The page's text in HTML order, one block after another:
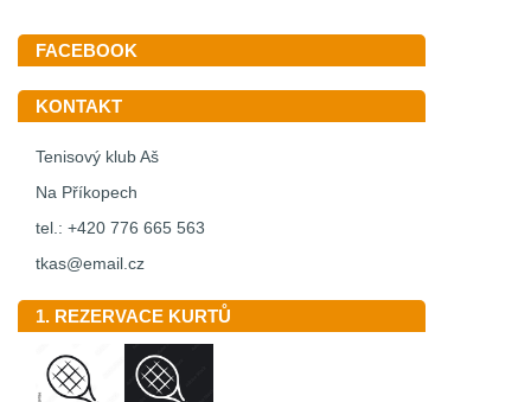
FACEBOOK
KONTAKT
Tenisový klub Aš
Na Příkopech
tel.: +420 776 665 563
tkas@email.cz
1. REZERVACE KURTŮ